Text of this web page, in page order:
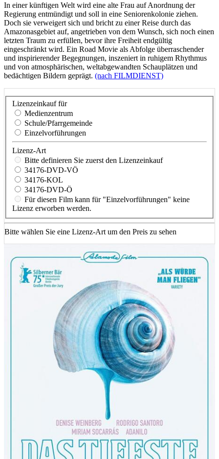
In einer künftigen Welt wird eine alte Frau auf Anordnung der
Regierung entmündigt und soll in eine Seniorenkolonie ziehen.
Doch sie verweigert sich und bricht zu einer Reise durch das
Amazonasgebiet auf, angetrieben von dem Wunsch, sich noch einen
letzten Traum zu erfüllen, bevor ihre Freiheit endgültig
eingeschränkt wird. Ein Road Movie als Abfolge überraschender
und inspirierender Begegnungen, inszeniert in ruhigem Rhythmus
und von atmosphärischen, weltabgewandten Schauplätzen und
bedächtigen Bildern geprägt. (nach FILMDIENST)
Lizenzeinkauf für
Medienzentrum
Schule/Pfarrgemeinde
Einzelvorführungen
Lizenz-Art
Bitte definieren Sie zuerst den Lizenzeinkauf
34176-DVD-VÖ
34176-KOL
34176-DVD-Ö
Lizenz erworben werden.
Bitte wählen Sie eine Lizenz-Art um den Preis zu sehen